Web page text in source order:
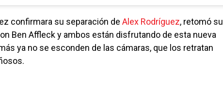
confirmara su separación de Alex Rodríguez, retomó su
Ben Affleck y ambos están disfrutando de esta nueva
ya no se esconden de las cámaras, que los retratan